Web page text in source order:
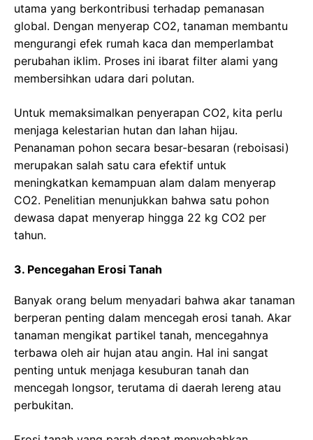
utama yang berkontribusi terhadap pemanasan
global. Dengan menyerap CO2, tanaman membantu
mengurangi efek rumah kaca dan memperlambat
perubahan iklim. Proses ini ibarat filter alami yang
membersihkan udara dari polutan.
Untuk memaksimalkan penyerapan CO2, kita perlu
menjaga kelestarian hutan dan lahan hijau.
Penanaman pohon secara besar-besaran (reboisasi)
merupakan salah satu cara efektif untuk
meningkatkan kemampuan alam dalam menyerap
CO2. Penelitian menunjukkan bahwa satu pohon
dewasa dapat menyerap hingga 22 kg CO2 per
tahun.
3. Pencegahan Erosi Tanah
Banyak orang belum menyadari bahwa akar tanaman
berperan penting dalam mencegah erosi tanah. Akar
tanaman mengikat partikel tanah, mencegahnya
terbawa oleh air hujan atau angin. Hal ini sangat
penting untuk menjaga kesuburan tanah dan
mencegah longsor, terutama di daerah lereng atau
perbukitan.